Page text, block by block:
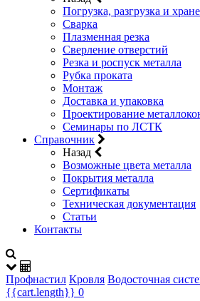
Погрузка, разгрузка и
Сварка
Плазменная резка
Сверление отверстий
Резка и роспуск металла
Рубка проката
Монтаж
Доставка и упаковка
Проектирование
Семинары по ЛСТК
Справочник
Назад
Возможные цвета металла
Покрытия металла
Сертификаты
Техническая документация
Статьи
Контакты
Профнастил Кровля Водосточная
{{cart.length}} 0